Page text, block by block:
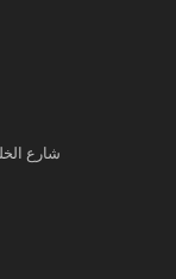
شارع